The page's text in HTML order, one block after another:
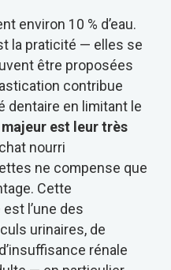
environ 10 % d’eau.
la praticité — elles se
être proposées
contribue
dentaire en limitant le
est leur très
nourri
ne compense que
Cette
l’une des
urinaires, de
rénale